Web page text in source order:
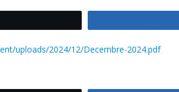
uploads/2024/12/Decembre-2024.pdf